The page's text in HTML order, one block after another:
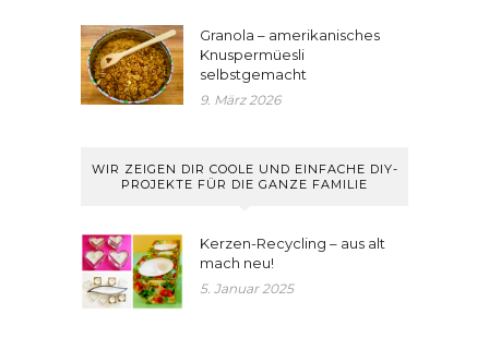
Granola – amerikanisches
Knuspermüesli
selbstgemacht
9. März 2026
WIR ZEIGEN DIR COOLE UND EINFACHE DIY-
PROJEKTE FÜR DIE GANZE FAMILIE
Kerzen-Recycling – aus alt
mach neu!
5. Januar 2025